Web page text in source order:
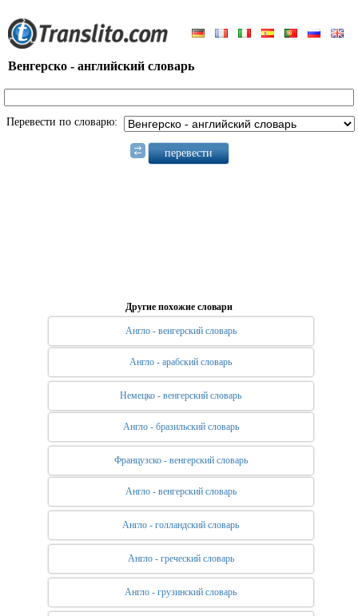
Венгерско - английский словарь
Перевести по словарю:
Другие похожие словари
Англо - венгерский словарь
Англо - арабский словарь
Немецко - венгерский словарь
Англо - бразильский словарь
Французско - венгерский словарь
Англо - венгерский словарь
Англо - голландский словарь
Англо - греческий словарь
Англо - грузинский словарь